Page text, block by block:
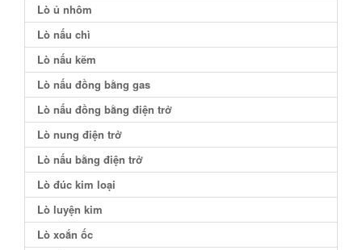
Lò ủ nhôm
Lò nấu chì
Lò nấu kẽm
Lò nấu đồng bằng gas
Lò nấu đồng bằng điện trở
Lò nung điện trở
Lò nấu bằng điện trở
Lò đúc kim loại
Lò luyện kim
Lò xoắn ốc